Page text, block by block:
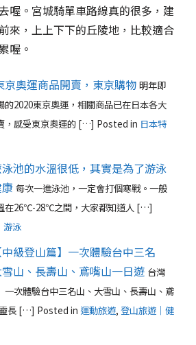
喔。宮城騎單車路線真的很多，建
來，上上下下的丘陵地，比較適合
喔。
京奧運商品開賣，東京購物 明年即
的2020東京奧運，相關商品已在日本各大
，感受東京奧運的 […] Posted in 日本特
池的水溫很低，其實是為了游泳
每次一進泳池，一定會打個寒戰。一般
在26℃-28℃之間，大家都知道人 […]
游泳
級登山篇】一次體驗台中三名
山、長壽山、鳶嘴山一日遊 台灣
一次體驗台中三名山、大雪山、長壽山、鳶
長 […] Posted in 運動旅遊, 登山旅遊｜健